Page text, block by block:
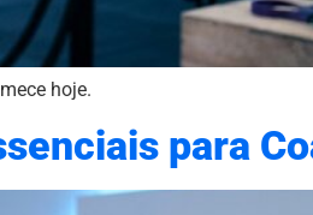
hoje.
para